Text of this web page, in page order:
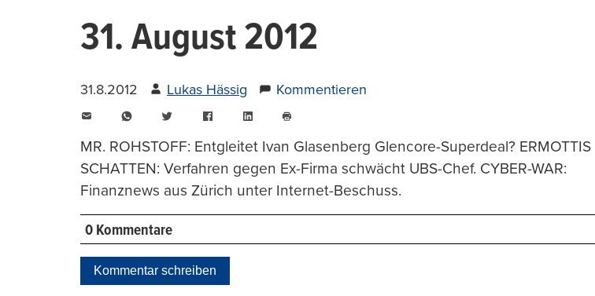
31. August 2012
31.8.2012 Lukas Hässig Kommentieren
WhatsAppTwitter FacebookLinkedIn
drucken
MR. ROHSTOFF: Entgleitet Ivan Glasenberg Glencore-Superdeal? ERMOTTIS
SCHATTEN: Verfahren gegen Ex-Firma schwächt UBS-Chef. CYBER-WAR:
Finanznews aus Zürich unter Internet-Beschuss.
0 Kommentare
Kommentar schreiben